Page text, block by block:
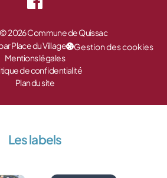
2026 Commune de Quissac
Place du Village
Gestion des cookies
Mentions légales
de confidentialité
Plan du site
Les labels